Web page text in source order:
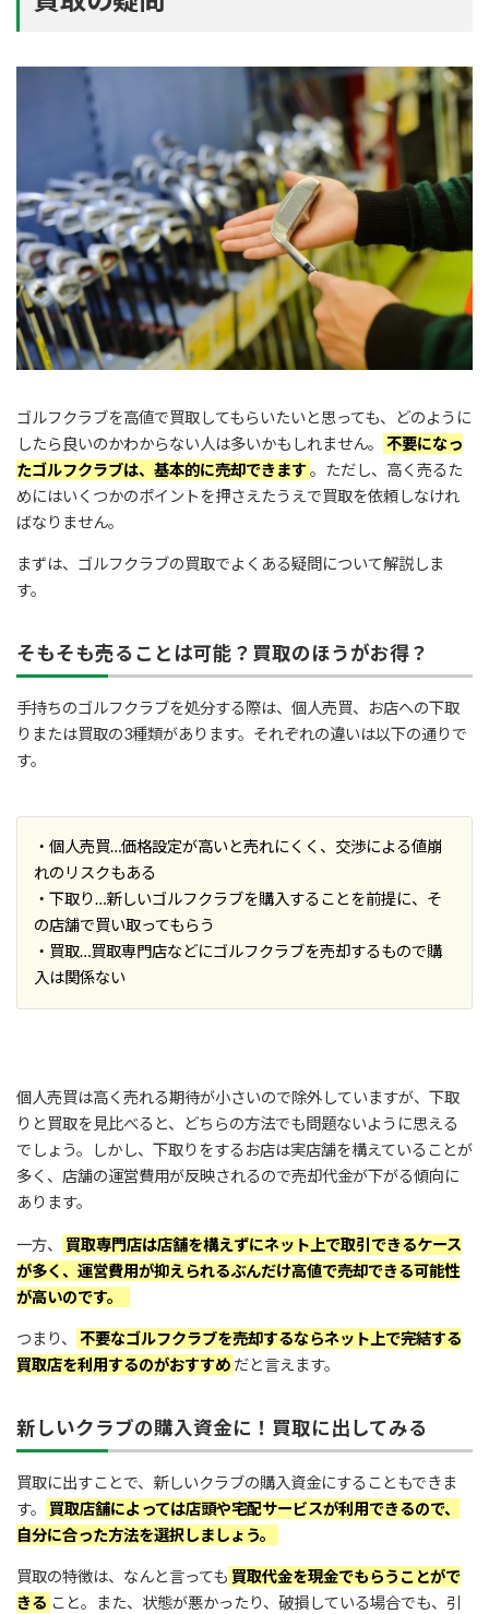
ゴルフクラブを高値で買取してもらいたいと思っても、どのように
したら良いのかわからない人は多いかもしれません。
不要になっ
たゴルフクラブは、基本的に売却できます。ただし、高く売るた
めにはいくつかのポイントを押さえたうえで買取を依頼しなけれ
ばなりません。
まずは、ゴルフクラブの買取でよくある疑問について解説しま
す。
そもそも売ることは可能？買取のほうがお得？
手持ちのゴルフクラブを処分する際は、個人売買、お店への下取
りまたは買取の3種類があります。それぞれの違いは以下の通りで
す。
・個人売買…価格設定が高いと売れにくく、交渉による値崩
れのリスクもある
・下取り…新しいゴルフクラブを購入することを前提に、そ
の店舗で買い取ってもらう
・買取…買取専門店などにゴルフクラブを売却するもので購
入は関係ない
個人売買は高く売れる期待が小さいので除外していますが、下取
りと買取を見比べると、どちらの方法でも問題ないように思える
でしょう。しかし、下取りをするお店は実店舗を構えていることが
多く、店舗の運営費用が反映されるので売却代金が下がる傾向に
あります。
一方、
買取専門店は店舗を構えずにネット上で取引できるケース
が多く、運営費用が抑えられるぶんだけ高値で売却できる可能性
が高いのです。
つまり、
不要なゴルフクラブを売却するならネット上で完結する
買取店を利用するのがおすすめ だと言えます。
新しいクラブの購入資金に！買取に出してみる
買取に出すことで、新しいクラブの購入資金にすることもできま
す。
買取店舗によっては店頭や宅配サービスが利用できるので、
自分に合った方法を選択しましょう。
買取の特徴は、なんと言っても 買取代金を現金でもらうことがで
きる こと。また、状態が悪かったり、破損している場合でも、引